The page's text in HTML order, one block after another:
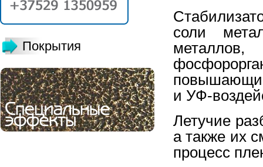
Покрытия
соли
и УФ-
Летучие
а также их
процесс